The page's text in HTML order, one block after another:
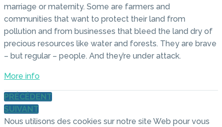
marriage or maternity. Some are farmers and
communities that want to protect their land from
pollution and from businesses that bleed the land dry of
precious resources like water and forests. They are brave
– but regular – people. And they’re under attack.
More info
PRÉCÉDENT
SUIVANT
Nous utilisons des cookies sur notre site Web pour vous